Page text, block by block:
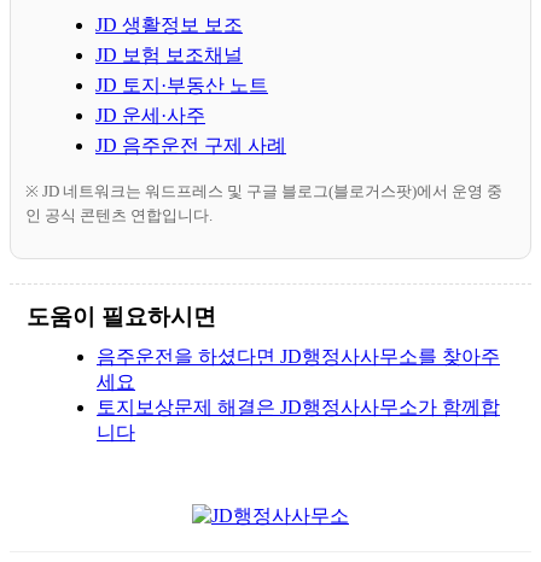
JD 생활정보 보조
JD 보험 보조채널
JD 토지·부동산 노트
JD 운세·사주
JD 음주운전 구제 사례
※ JD 네트워크는 워드프레스 및 구글 블로그(블로거스팟)에서 운영 중
인 공식 콘텐츠 연합입니다.
도움이 필요하시면
음주운전을 하셨다면 JD행정사사무소를 찾아주
세요
토지보상문제 해결은 JD행정사사무소가 함께합
니다